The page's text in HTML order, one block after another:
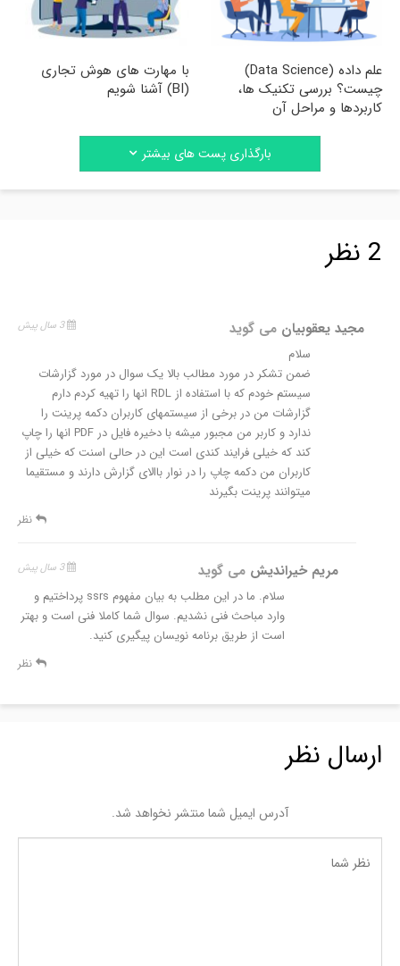
علم داده (Data Science)
چیست؟ بررسی تکنیک ها،
کاربردها و مراحل آن
با مهارت های هوش تجاری
(BI) آشنا شویم
بارگذاری پست های بیشتر
2 نظر
مجید یعقوبیان می گوید 3 سال پیش
سلام
ضمن تشکر در مورد مطالب بالا یک سوال در مورد گزارشات
سیستم خودم که با استفاده از RDL انها را تهیه کردم دارم
گزارشات من در برخی از سیستمهای کاربران دکمه پرینت را
ندارد و کاربر من مجبور میشه با دخیره فایل در PDF انها را چاپ
کند که خیلی فرایند کندی است این در حالی اسنت که خیلی از
کاربران من دکمه چاپ را در نوار باالای گزارش دارند و مستقیما
میتوانند پرینت بگیرند
نظر
مریم خیراندیش می گوید 3 سال پیش
سلام. ما در این مطلب به بیان مفهوم ssrs پرداختیم و
وارد مباحث فنی نشدیم. سوال شما کاملا فنی است و بهتر
است از طریق برنامه نویسان پیگیری کنید.
نظر
ارسال نظر
آدرس ایمیل شما منتشر نخواهد شد.